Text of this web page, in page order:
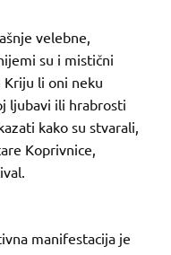
velebne,
su i mistični
li oni neku
ljubavi ili hrabrosti
kako su stvarali,
Koprivnice,
manifestacija je